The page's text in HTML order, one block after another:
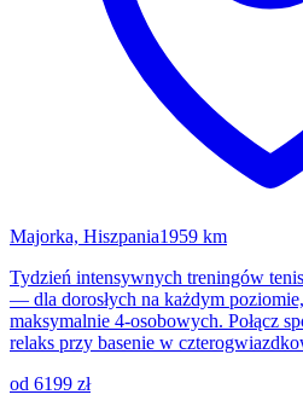
Majorka, Hiszpania1959 km
Tydzień intensywnych treningów
— dla dorosłych na każdym
maksymalnie 4-osobowych. Połącz
relaks przy basenie w
od 6199 zł